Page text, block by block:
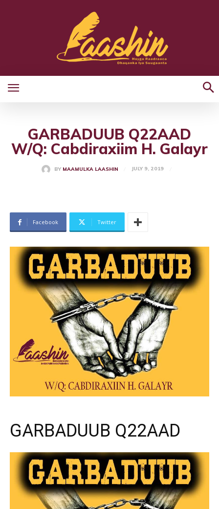
GARBADUUB Q22AAD
W/Q: Cabdiraxiim H. Galayr
BY MAAMULKA LAASHIN JULY 9, 2019
Facebook Twitter
GARBADUUB Q22AAD